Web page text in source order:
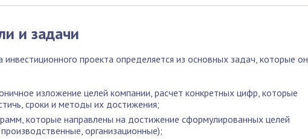
и задачи
инвестиционного проекта определяется из основных задач, которые он
изложение целей компании, расчет конкретных цифр, которые
сроки и методы их достижения;
которые направлены на достижение сформулированных целей
организационные);